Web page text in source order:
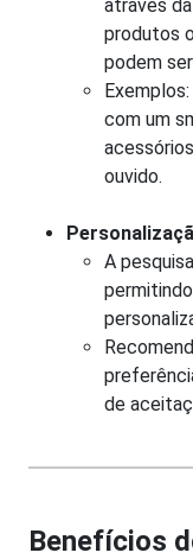
através
produtos
podem
com um
ouvido.
A
de
Benefícios